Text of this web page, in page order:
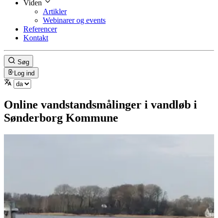
Viden
Artikler
Webinarer og events
Referencer
Kontakt
Søg
Log ind
Online vandstandsmålinger i vandløb i
Sønderborg Kommune